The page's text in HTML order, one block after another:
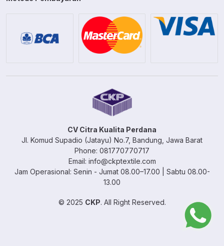
CV Citra Kualita Perdana
Jl. Komud Supadio (Jatayu) No.7, Bandung, Jawa Barat
Phone: 081770770717
Email: info@ckptextile.com
Jam Operasional: Senin - Jumat 08.00–17.00 | Sabtu 08.00-
13.00
© 2025 CKP. All Right Reserved.